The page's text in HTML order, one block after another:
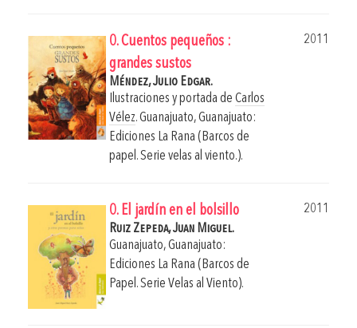
0. Cuentos pequeños :
grandes sustos
2011
Méndez, Julio Edgar.
Ilustraciones y portada de Carlos
Vélez.Guanajuato, Guanajuato:
Ediciones La Rana (Barcos de
papel. Serie velas al viento.).
0. El jardín en el bolsillo
2011
Ruiz Zepeda, Juan Miguel.
Guanajuato, Guanajuato:
Ediciones La Rana (Barcos de
Papel. Serie Velas al Viento).